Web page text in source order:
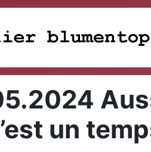
un